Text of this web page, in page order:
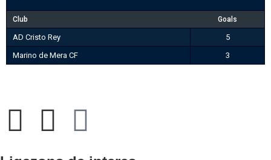
Club Goals
AD Cristo Rey
5
Marino de Mera CF
3